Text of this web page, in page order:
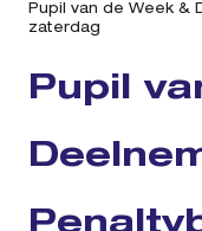
Pupil van de Week &
zaterdag
Pupil